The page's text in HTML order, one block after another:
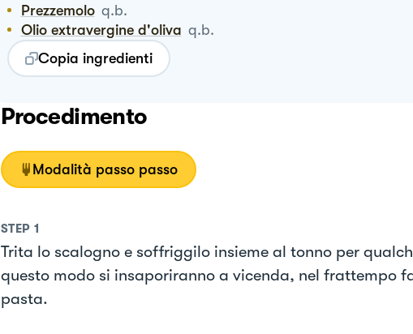
Prezzemolo q.b.
Olio extravergine d'oliva q.b.
Copia ingredienti
Procedimento
Modalità passo passo
STEP 1
Trita lo scalogno e soffriggilo insieme al tonno per
questo modo si insaporiranno a vicenda, nel frattempo
pasta.